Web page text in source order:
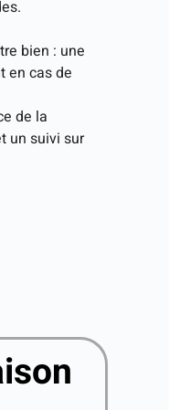
bien : une
en cas de
de la
un suivi sur